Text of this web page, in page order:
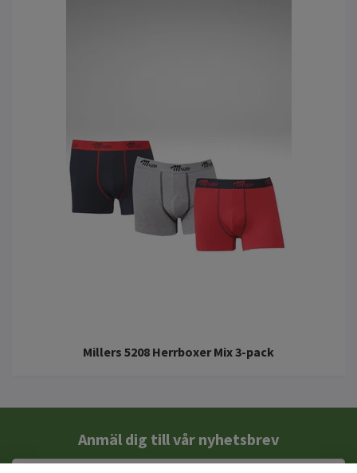
Millers 5208 Herrboxer Mix 3-pack
Anmäl dig till vår nyhetsbrev